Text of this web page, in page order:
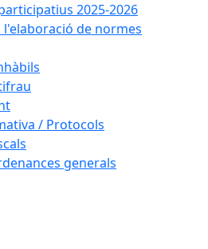
2025-2026
l'elaboració de normes
/ Protocols
generals